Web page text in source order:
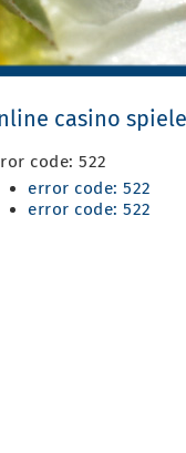
casino
code: 522
error code: 522
error code: 522